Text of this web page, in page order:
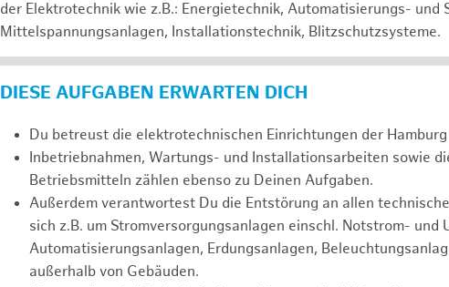
der Elektrotechnik wie z.B.: Energietechnik, Automatisierungs- und
Mittelspannungsanlagen, Installationstechnik, Blitzschutzsysteme.
DIESE AUFGABEN ERWARTEN DICH
Du betreust die elektrotechnischen Einrichtungen der
Inbetriebnahmen, Wartungs- und Installationsarbeiten sowie
Betriebsmitteln zählen ebenso zu Deinen Aufgaben.
Außerdem verantwortest Du die Entstörung an allen
sich z.B. um Stromversorgungsanlagen einschl. Notstrom- und
Automatisierungsanlagen, Erdungsanlagen,
außerhalb von Gebäuden.